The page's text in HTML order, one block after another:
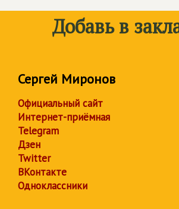
Добавь в
Сергей Миронов
Официальный сайт
Интернет-приёмная
Telegram
Дзен
Twitter
ВКонтакте
Одноклассники